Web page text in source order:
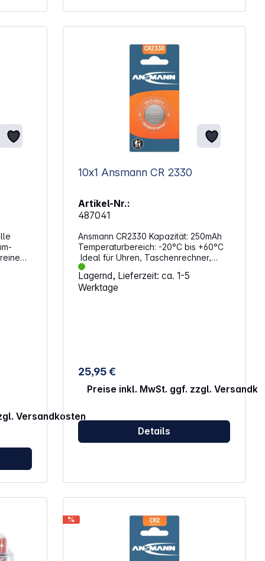
eine
Versandkosten
10x1 Ansmann CR 2330
Artikel-Nr.:
487041
Ansmann CR2330 Kapazität: 250mAh
Temperaturbereich: -20°C bis +60°C
Ideal für Uhren, Taschenrechner,
Autoschlüssel, Digitalkameras etc.
Alternative Artikelbezeichnung:
BR2330, DL2330, ECR2330, KCR2330,
Lagernd, Lieferzeit: ca. 1-5
Werktage
25,95 €
Preise inkl. MwSt. ggf. zzgl.
Details
%